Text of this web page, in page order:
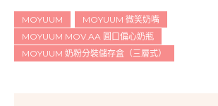
MOYUUM
MOYUUM 微笑奶嘴
MOYUUM MOV.AA 圓口偏心奶瓶
MOYUUM 奶粉分裝儲存盒（三層式）